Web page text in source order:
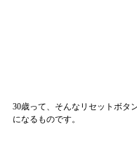
30歳って、そんなリセットボタ
になるものです。